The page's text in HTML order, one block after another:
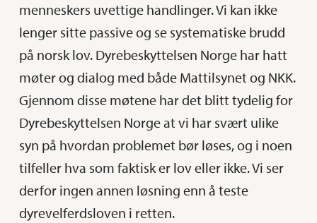
menneskers uvettige handlinger. Vi kan ikke
lenger sitte passive og se systematiske brudd
på norsk lov. Dyrebeskyttelsen Norge har hatt
møter og dialog med både Mattilsynet og NKK.
Gjennom disse møtene har det blitt tydelig for
Dyrebeskyttelsen Norge at vi har svært ulike
syn på hvordan problemet bør løses, og i noen
tilfeller hva som faktisk er lov eller ikke. Vi ser
derfor ingen annen løsning enn å teste
dyrevelferdsloven i retten.